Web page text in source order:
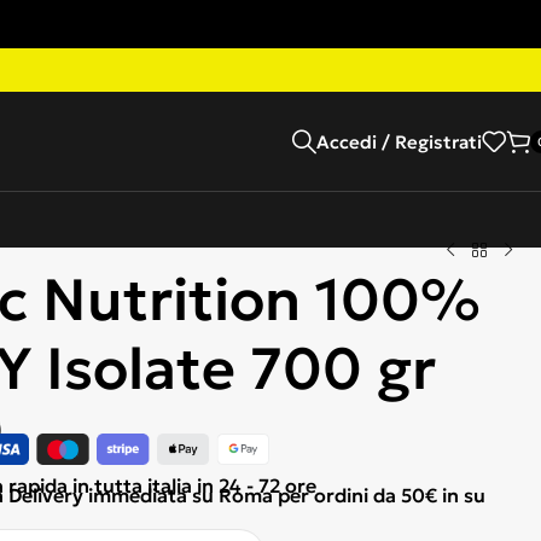
Accedi / Registrati
Nutrition 100%
Isolate 700 gr
rapida in tutta italia in 24 - 72 ore
Delivery immediata su Roma per ordini da 50€ in su